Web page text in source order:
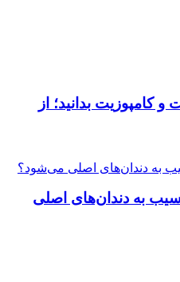
و کامپوزیت بدانید؛ از
به دندان‌های اصلی